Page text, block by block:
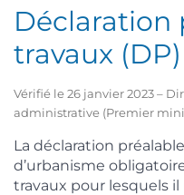
Déclaration
travaux (DP)
Vérifié le 26 janvier 2023 –
administrative (Premier
La déclaration
d’urbanisme
travaux pour lesquels il